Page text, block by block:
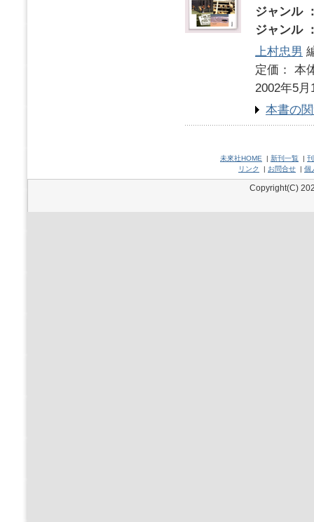
ジャンル
ジャンル
上村忠男
定価：
2002年5月
本書の
未來社HOME | 新刊一覧 |
リンク
| お問合せ | 個
Copyright(C)